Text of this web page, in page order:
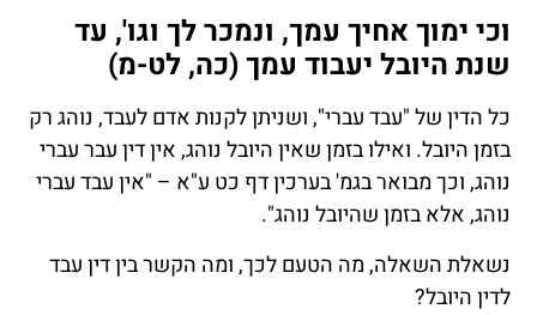
וכי ימוך אחיך עמך, ונמכר לך וגו', עד
שנת היובל יעבוד עמך (כה, לט-מ)
כל הדין של "עבד עברי", ושניתן לקנות אדם לעבד, נוהג רק
בזמן היובל. ואילו בזמן שאין היובל נוהג, אין דין עבר עברי
נוהג, וכך מבואר בגמ' בערכין דף כט ע"א – "אין עבד עברי
נוהג, אלא בזמן שהיובל נוהג".
נשאלת השאלה, מה הטעם לכך, ומה הקשר בין דין עבד
לדין היובל?